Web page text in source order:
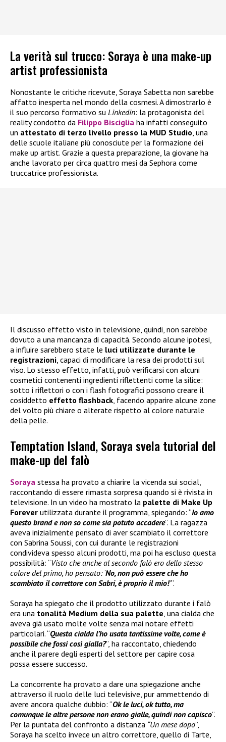
La verità sul trucco: Soraya è una make-up
artist professionista
Nonostante le critiche ricevute, Soraya Sabetta non sarebbe
affatto inesperta nel mondo della cosmesi. A dimostrarlo è
il suo percorso formativo su Linkedin: la protagonista del
reality condotto da Filippo Bisciglia ha infatti conseguito
un attestato di terzo livello presso la MUD Studio , una
delle scuole italiane più conosciute per la formazione dei
make up artist. Grazie a questa preparazione, la giovane ha
anche lavorato per circa quattro mesi da Sephora come
truccatrice professionista.
Il discusso effetto visto in televisione, quindi, non sarebbe
dovuto a una mancanza di capacità. Secondo alcune ipotesi,
a influire sarebbero state le luci utilizzate durante le
registrazioni , capaci di modificare la resa dei prodotti sul
viso. Lo stesso effetto, infatti, può verificarsi con alcuni
cosmetici contenenti ingredienti riflettenti come la silice:
sotto i riflettori o con i flash fotografici possono creare il
cosiddetto effetto flashback , facendo apparire alcune zone
del volto più chiare o alterate rispetto al colore naturale
della pelle.
Temptation Island, Soraya svela tutorial del
make-up del falò
Soraya stessa ha provato a chiarire la vicenda sui social,
raccontando di essere rimasta sorpresa quando si è rivista in
televisione. In un video ha mostrato la palette di Make Up
Forever utilizzata durante il programma, spiegando: “Io amo
questo brand e non so come sia potuto accadere”. La ragazza
aveva inizialmente pensato di aver scambiato il correttore
con Sabrina Soussi, con cui durante le registrazioni
condivideva spesso alcuni prodotti, ma poi ha escluso questa
possibilità: “Visto che anche al secondo falò ero dello stesso
colore del primo, ho pensato: ‘No, non può essere che ho
scambiato il correttore con Sabri, è proprio il mio!’”.
Soraya ha spiegato che il prodotto utilizzato durante i falò
era una tonalità Medium della sua palette, una cialda che
aveva già usato molte volte senza mai notare effetti
particolari. “Questa cialda l’ho usata tantissime volte, come è
possibile che fossi così gialla?”, ha raccontato, chiedendo
anche il parere degli esperti del settore per capire cosa
possa essere successo.
La concorrente ha provato a dare una spiegazione anche
attraverso il ruolo delle luci televisive, pur ammettendo di
avere ancora qualche dubbio: “Ok le luci, ok tutto, ma
comunque le altre persone non erano gialle, quindi non capisco”.
Per la puntata del confronto a distanza “Un mese dopo”,
Soraya ha scelto invece un altro correttore, quello di Tarte,